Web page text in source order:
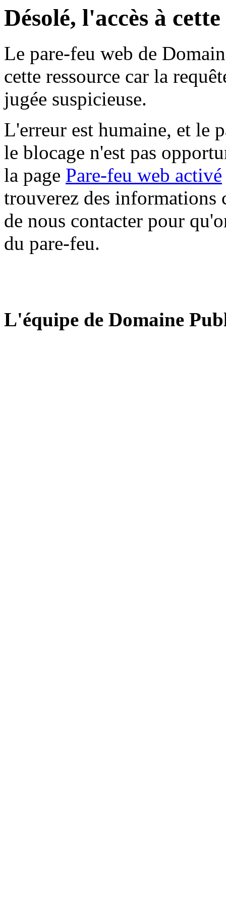
Désolé, l'accès à
Le pare-feu web de
cette ressource car la
jugée suspicieuse.
L'erreur est humaine, et le
le blocage n'est pas
la page Pare-feu web activé
trouverez des informations
de nous contacter pour
du pare-feu.
L'équipe de Domaine